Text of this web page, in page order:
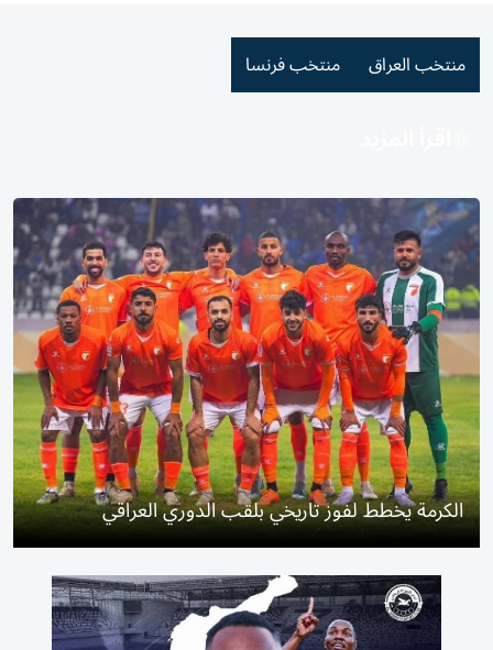
منتخب العراق منتخب فرنسا
الكرمة يخطط لفوز تاريخي بلقب الدوري العراقي